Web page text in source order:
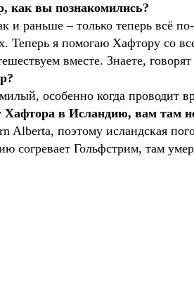
как вы познакомились?
раньше – только теперь всё
Теперь я помогаю Хафтору со
вместе. Знаете,
особенно когда проводит
Хафтора в Исландию, вам там
Alberta, поэтому исландская
согревает Гольфстрим, там